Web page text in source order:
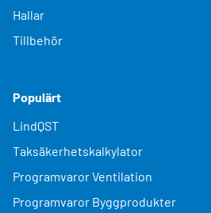
Hallar
Tillbehör
Populärt
LindQST
Taksäkerhetskalkylator
Programvaror Ventilation
Programvaror Byggprodukter